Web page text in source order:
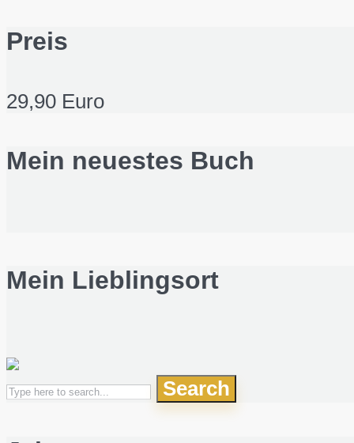
Preis
29,90 Euro
Mein neuestes Buch
Mein Lieblingsort
Search